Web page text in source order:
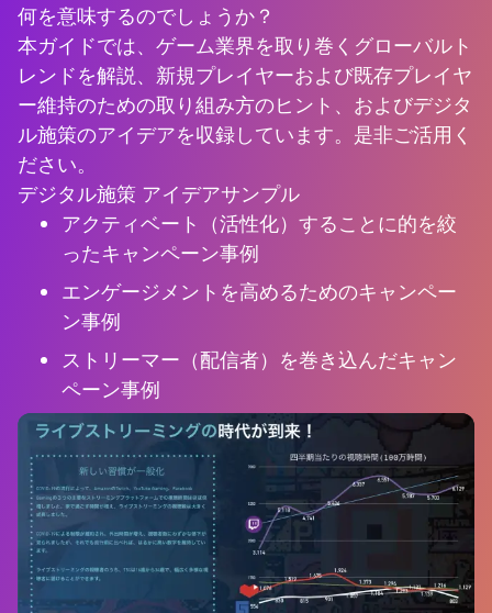
何を意味するのでしょうか？
本ガイドでは、ゲーム業界を取り巻くグローバルト
レンドを解説、新規プレイヤーおよび既存プレイヤ
ー維持のための取り組み方のヒント、およびデジタ
ル施策のアイデアを収録しています。是非ご活用く
ださい。
デジタル施策 アイデアサンプル
アクティベート（活性化）することに的を絞
ったキャンペーン事例
エンゲージメントを高めるためのキャンペー
ン事例
ストリーマー（配信者）を巻き込んだキャン
ペーン事例